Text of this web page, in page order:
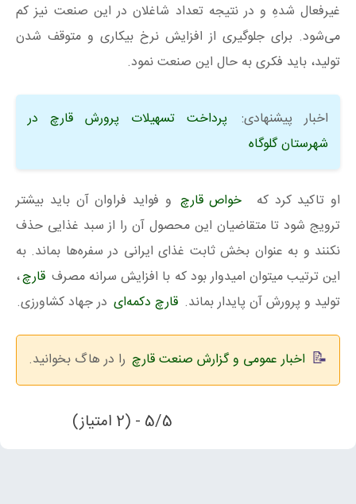
غیرفعال شدهِ و در نتیجه تعداد شاغلان در این صنعت نیز کم
می‌شود. برای جلوگیری از افزایش نرخ بیکاری و متوقف شدن
تولید، باید فکری به حال این صنعت نمود.
اخبار پیشنهادی:
پرداخت تسهیلات پرورش قارچ در
شهرستان گلوگاه
او تاکید کرد که خواص قارچ و فواید فراوان آن باید بیشتر
ترویج شود تا متقاضیان این محصول آن را از سبد غذایی حذف
نکنند و به عنوان بخش ثابت غذای ایرانی در سفره‌ها بماند. به
این ترتیب میتوان امیدوار بود که با افزایش سرانه مصرف قارچ،
تولید و پرورش آن پایدار بماند. قارچ دکمه‌ای در جهاد کشاورزی.
اخبار عمومی و گزارش صنعت قارچ را در هاگ بخوانید.
5/5 - (2 امتیاز)